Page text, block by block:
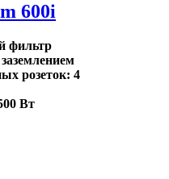
600i
фильтр
розеток: 4
Вт